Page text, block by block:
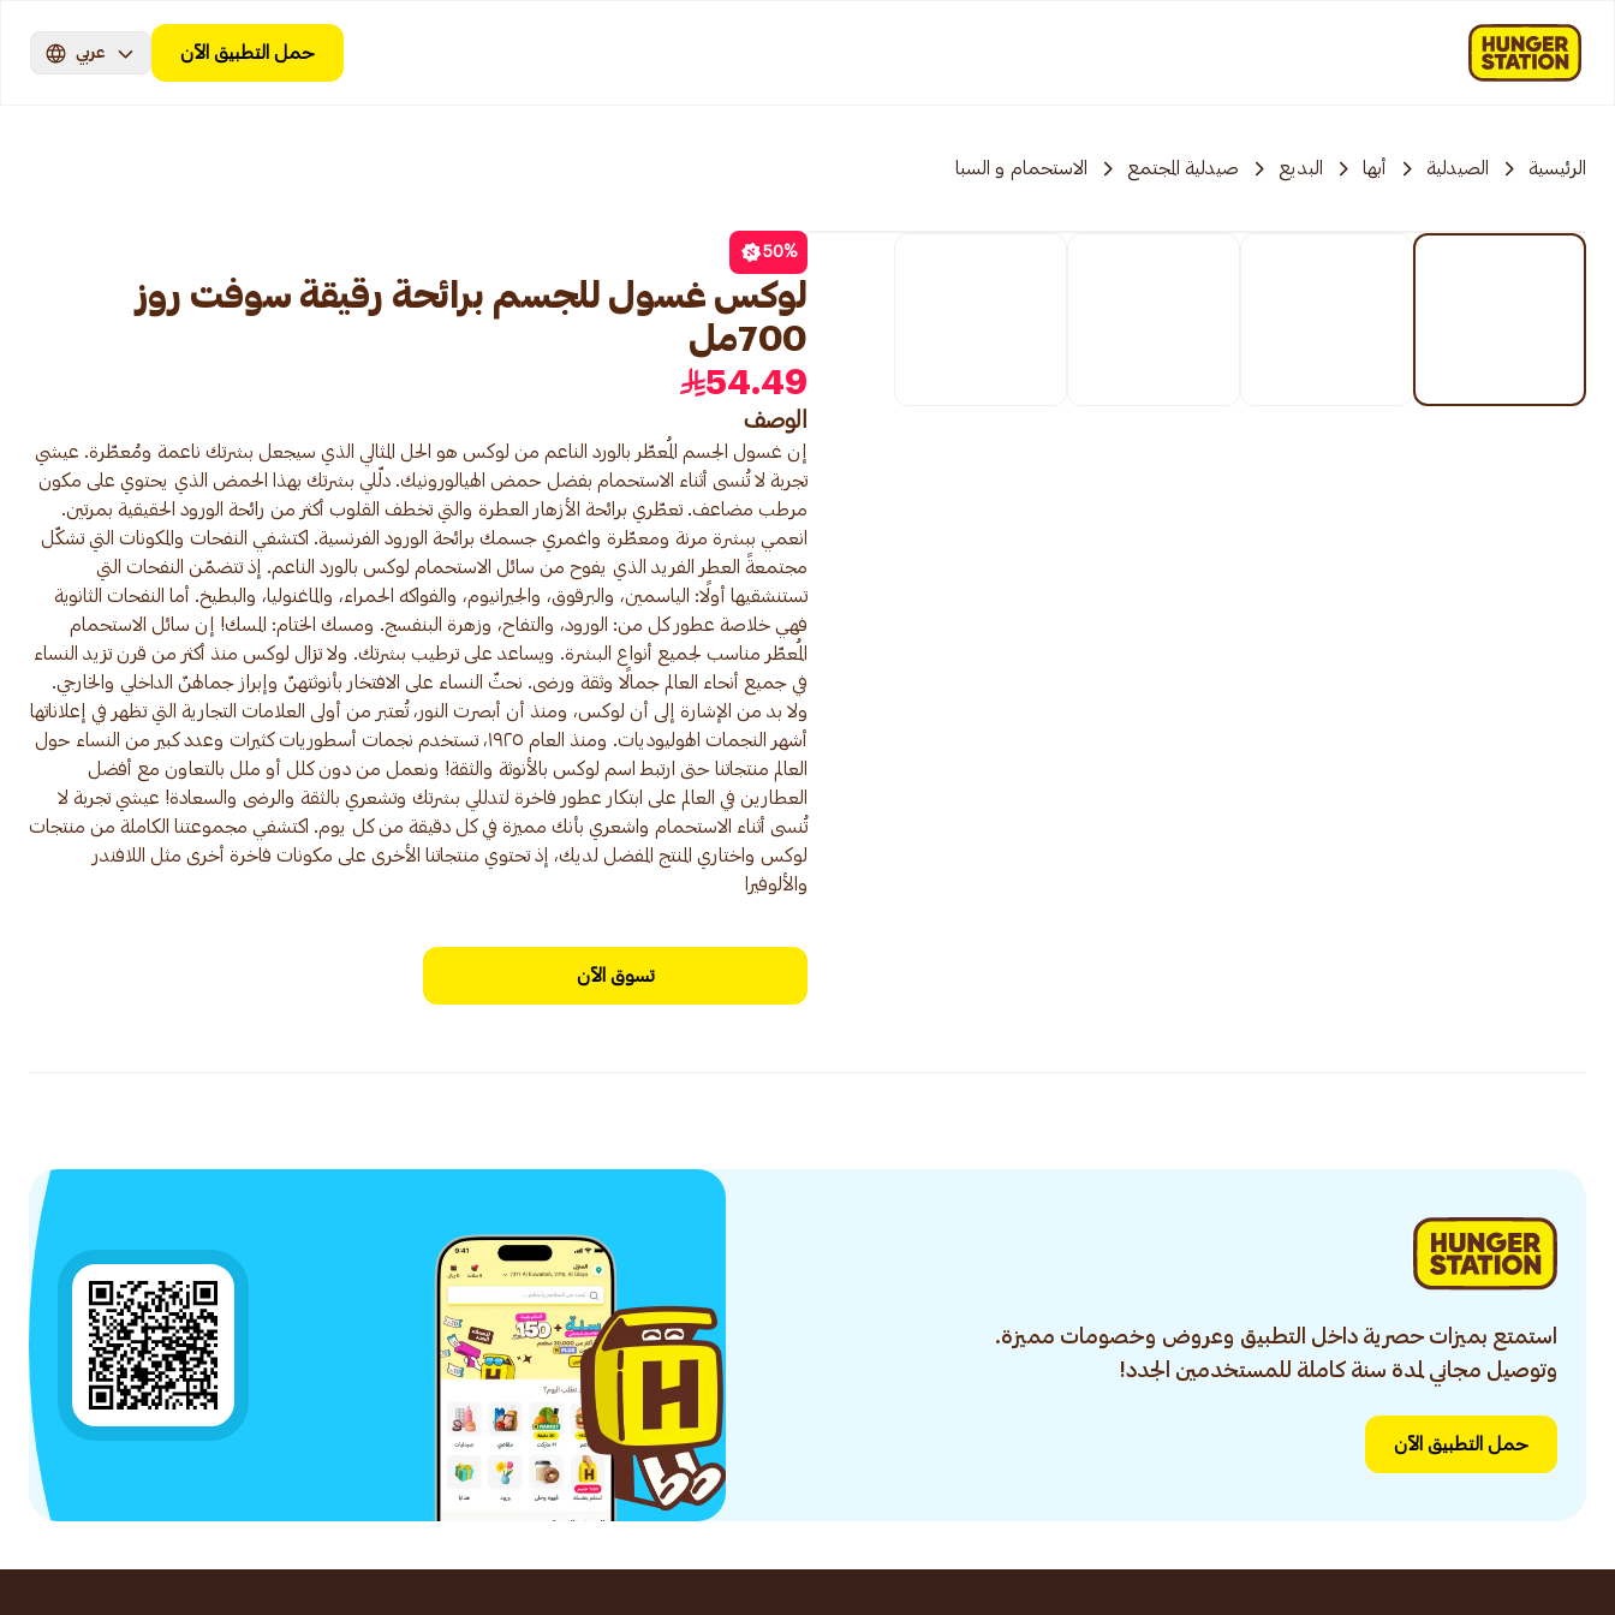
حمل التطبيق الآن عربي
الرئيسية الصيدلية أبها البديع صيدلية المجتمع الاستحمام و السبا
50%
لوكس غسول للجسم برائحة رقيقة سوفت روز
700مل
54.49
الوصف
إن غسول الجسم المُعطّر بالورد الناعم من لوكس هو الحل المثالي الذي سيجعل بشرتك ناعمة ومُعطّرة. عيشي
تجربة لا تُنسى أثناء الاستحمام بفضل حمض الهيالورونيك. دلّلي بشرتك بهذا الحمض الذي يحتوي على مكون
مرطب مضاعف. تعطّري برائحة الأزهار العطرة والتي تخطف القلوب أكثر من رائحة الورود الحقيقية بمرتين.
انعمي ببشرة مرنة ومعطّرة واغمري جسمك برائحة الورود الفرنسية. اكتشفي النفحات والمكونات التي تشكّل
مجتمعةً العطر الفريد الذي يفوح من سائل الاستحمام لوكس بالورد الناعم. إذ تتضمّن النفحات التي
تستنشقيها أولًا: الياسمين، والبرقوق، والجيرانيوم، والفواكه الحمراء، والماغنوليا، والبطيخ. أما النفحات الثانوية
فهي خلاصة عطور كل من: الورود، والتفاح، وزهرة البنفسج. ومسك الختام: المسك! إن سائل الاستحمام
المُعطّر مناسب لجميع أنواع البشرة. ويساعد على ترطيب بشرتك. ولا تزال لوكس منذ أكثر من قرن تزيد النساء
في جميع أنحاء العالم جمالًا وثقة ورضى. نحثّ النساء على الافتخار بأنوثتهنّ وإبراز جمالهنّ الداخلي والخارجي.
ولا بد من الإشارة إلى أن لوكس، ومنذ أن أبصرت النور، تُعتبر من أولى العلامات التجارية التي تظهر في إعلاناتها
أشهر النجمات الهوليوديات. ومنذ العام ١٩٢٥، تستخدم نجمات أسطوريات كثيرات وعدد كبير من النساء حول
العالم منتجاتنا حتى ارتبط اسم لوكس بالأنوثة والثقة! ونعمل من دون كلل أو ملل بالتعاون مع أفضل
العطارين في العالم على ابتكار عطور فاخرة لتدللي بشرتك وتشعري بالثقة والرضى والسعادة! عيشي تجربة لا
تُنسى أثناء الاستحمام واشعري بأنك مميزة في كل دقيقة من كل يوم. اكتشفي مجموعتنا الكاملة من منتجات
لوكس واختاري المنتج المفضل لديك، إذ تحتوي منتجاتنا الأخرى على مكونات فاخرة أخرى مثل اللافندر
والألوفيرا
تسوق الآن
استمتع بميزات حصرية داخل التطبيق وعروض وخصومات مميزة.
وتوصيل مجاني لمدة سنة كاملة للمستخدمين الجدد!
حمل التطبيق الآن